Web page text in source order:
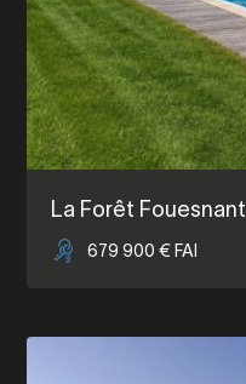
La Forêt Fouesnant
679 900 € FAI